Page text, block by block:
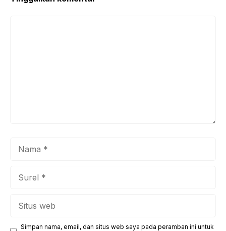
Simpan nama, email, dan situs web saya pada peramban ini untuk